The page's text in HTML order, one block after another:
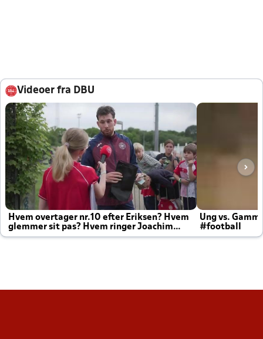
Videoer fra DBU
Hvem overtager nr.10 efter Eriksen? Hvem
glemmer sit pas? Hvem ringer Joachim
altid til efter kampe?
Ung vs.
#football